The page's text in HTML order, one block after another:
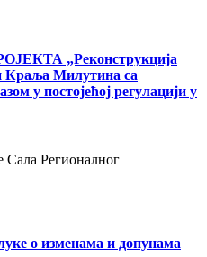
„Реконструкција
Краља Милутина са
у постојећој регулацији у
Сала Регионалног
о изменама и допунама